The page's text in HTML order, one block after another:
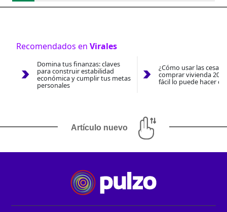
Recomendados en Virales
Domina tus finanzas: claves
para construir estabilidad
económica y cumplir tus metas
personales
¿Cómo usar las
comprar vivienda
fácil lo puede hacer
Artículo nuevo